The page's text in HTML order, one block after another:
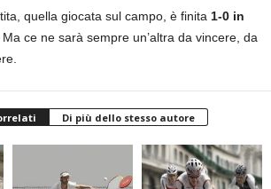
quella giocata sul campo, è finita 1-0 in
Ma ce ne sarà sempre un’altra da vincere, da
Di più dello stesso autore